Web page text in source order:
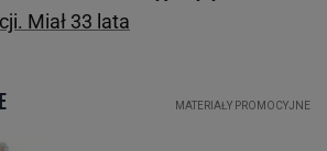
Miał 33 lata